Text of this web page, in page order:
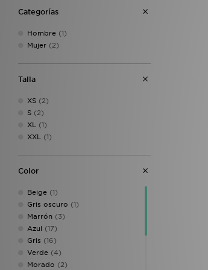
Categorías
Hombre (1)
Mujer (2)
Talla
XS (2)
S (2)
XL (1)
XXL (1)
Color
Beige (1)
Gris oscuro (1)
Marrón (3)
Azul (17)
Gris (16)
Verde (4)
Morado (2)